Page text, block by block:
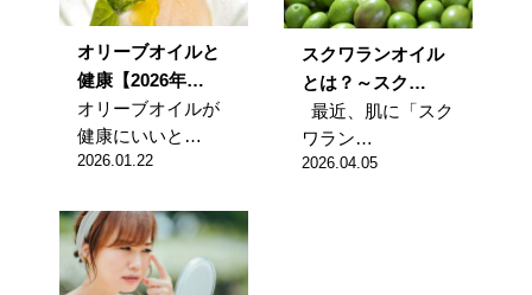
オリーブオイルと
健康【2026年…
オリーブオイルが
健康にいいと…
2026.01.22
スクワランオイル
とは？～スク…
最近、肌に「スク
ワラン…
2026.04.05